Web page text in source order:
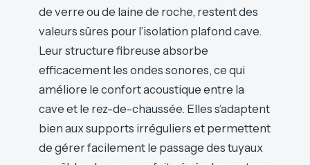
de verre ou de laine de roche, restent des
valeurs sûres pour l’isolation plafond cave.
Leur structure fibreuse absorbe
efficacement les ondes sonores, ce qui
améliore le confort acoustique entre la
cave et le rez-de-chaussée. Elles s’adaptent
bien aux supports irréguliers et permettent
de gérer facilement le passage des tuyaux